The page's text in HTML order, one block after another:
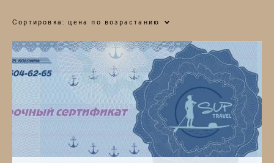
Сортировка: цена по возрастанию